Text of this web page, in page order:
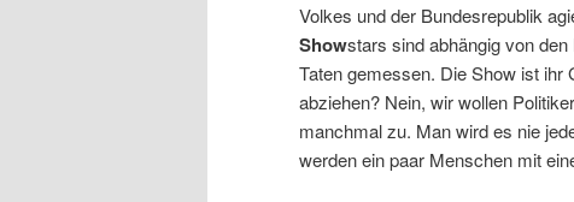
Volkes und der Bundesrepublik
Showstars sind abhängig von
Taten gemessen. Die Show ist ihr
abziehen? Nein, wir wollen
manchmal zu. Man wird es nie
werden ein paar Menschen mit